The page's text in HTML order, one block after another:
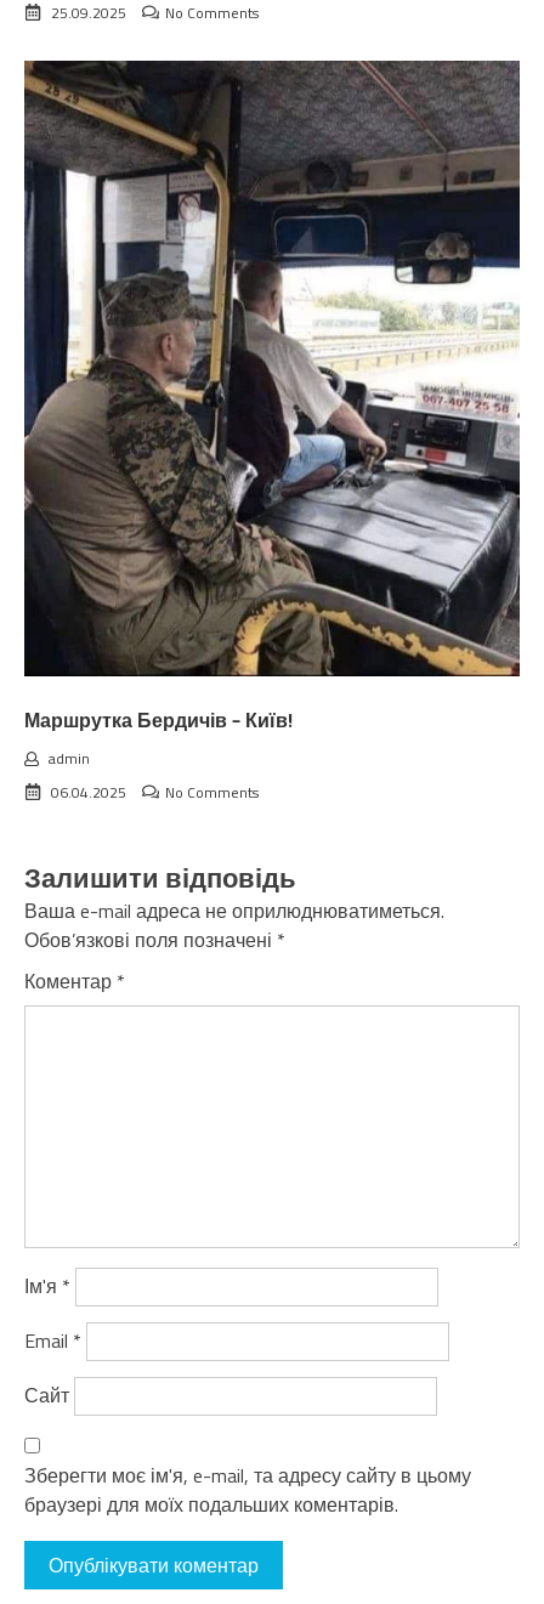
25.09.2025
No Comments
Маршрутка Бердичів – Київ!
admin
06.04.2025
No Comments
Залишити відповідь
Ваша e-mail адреса не оприлюднюватиметься.
Обов’язкові поля позначені *
Коментар *
Ім'я *
Email *
Сайт
Зберегти моє ім'я, e-mail, та адресу сайту в цьому
браузері для моїх подальших коментарів.